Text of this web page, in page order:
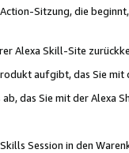
Sitzung, die
Alexa Skill-Site
aufgibt, das Sie mit
das Sie mit der Alexa
Session in den